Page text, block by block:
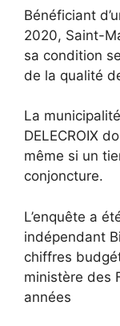
Bénéficiant
2020, Saint-
sa condition
de la qualité
La
DELECROIX
même si un
conjoncture.
L’enquête a
indépendant
chiffres
ministère des
années